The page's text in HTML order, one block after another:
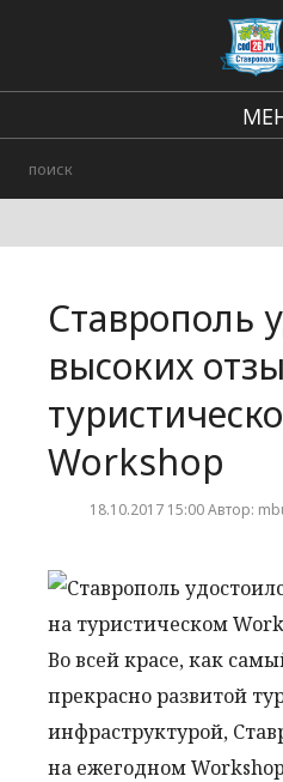
Городские
Ставрополь
высоких
Workshop
18.10.2017 15:00 Автор:
Во всей красе, как
прекрасно развитой
инфраструктурой,
на ежегодном